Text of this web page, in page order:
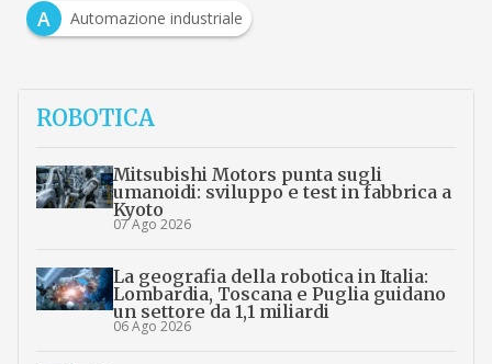
A
Automazione industriale
ROBOTICA
Mitsubishi Motors punta sugli
umanoidi: sviluppo e test in fabbrica a
Kyoto
07 Ago 2026
La geografia della robotica in Italia:
Lombardia, Toscana e Puglia guidano
un settore da 1,1 miliardi
06 Ago 2026